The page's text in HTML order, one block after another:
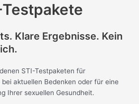
Klare Ergebnisse. Kein
STI-Testpaketen für
aktuellen Bedenken oder für eine
Ihrer sexuellen Gesundheit.